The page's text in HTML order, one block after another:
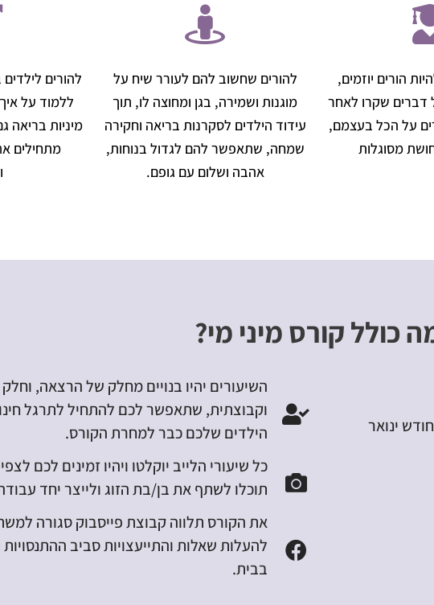
הורים יוזמים,
דברים שקרו לאחר
על הכל בעצמם,
מסוגלות
להורים שחשוב להם לעורר שיח על
מוגנות ושמירה, בגן ומחוצה לו, תוך
עידוד הילדים לסקרנות בריאה וחקירה
שמחה, שתאפשר להם לגדול בנוחות,
אהבה ושלום עם גופם.
ללמוד על
מיניות בריאה
מתחילים
כולל קורס מיני מי?
השיעורים יהיו בנויים מחלק של הרצאה,
וקבוצתית, שתאפשר לכם להתחיל לתרגל
הילדים שלכם כבר למחרת הקורס.
כל שיעורי הלייב יוקלטו ויהיו זמינים לכם
תוכלו לשתף את בן/בת הזוג ולייצר יחד
את הקורס תלווה קבוצת פייסבוק סגורה
להעלות שאלות והתייעצויות סביב
בבית.